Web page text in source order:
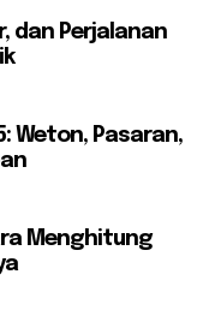
dan Perjalanan
Weton, Pasaran,
Menghitung